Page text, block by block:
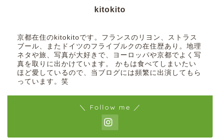
kitokito
京都在住のkitokitoです。フランスのリヨン、ストラス
ブール、またドイツのフライブルクの在住歴あり。地理
ネタや旅、写真が大好きで、ヨーロッパや京都でよく写
真を取りに出かけています。 かもは食べてしまいたい
ほど愛しているので、当ブログには頻繁に出演してもら
っています。笑
＼ Follow me ／